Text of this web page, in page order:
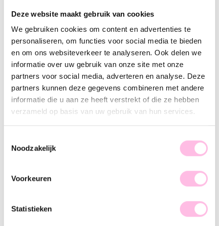
Deze website maakt gebruik van cookies
We gebruiken cookies om content en advertenties te
personaliseren, om functies voor social media te bieden
en om ons websiteverkeer te analyseren. Ook delen we
informatie over uw gebruik van onze site met onze
partners voor social media, adverteren en analyse. Deze
partners kunnen deze gegevens combineren met andere
informatie die u aan ze heeft verstrekt of die ze hebben
verzameld op basis van uw gebruik van hun services.
Noodzakelijk
Voorkeuren
Statistieken
Goud Zilver
•⁠ ⁠Verzending NL €1,95 / verzending BE €2,95
•⁠ ⁠Premium stainless steel
Omschrijving Kenmerk SKU
ander oorringen. De oorbellen zijn gemaakt van stainless